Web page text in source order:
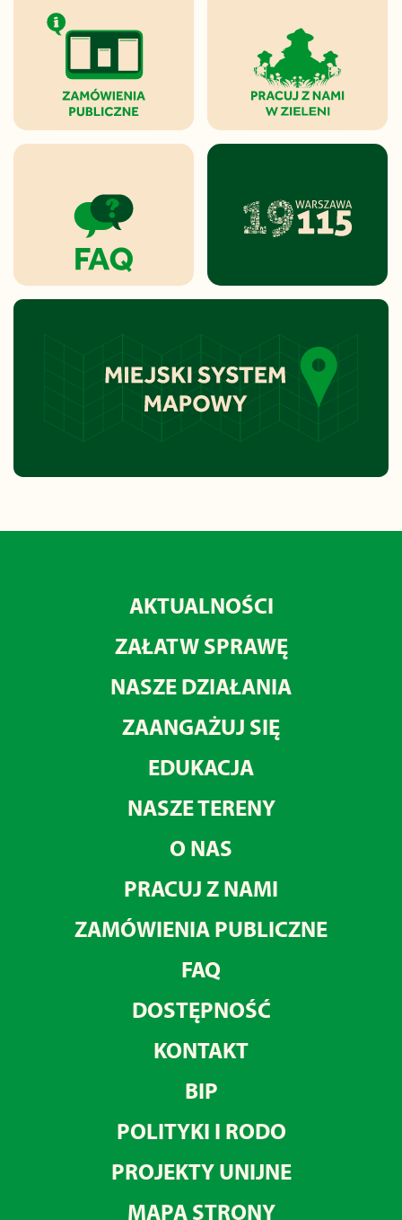
AKTUALNOŚCI
ZAŁATW SPRAWĘ
NASZE DZIAŁANIA
ZAANGAŻUJ SIĘ
EDUKACJA
NASZE TERENY
O NAS
PRACUJ Z NAMI
ZAMÓWIENIA PUBLICZNE
FAQ
DOSTĘPNOŚĆ
KONTAKT
BIP
POLITYKI I RODO
PROJEKTY UNIJNE
MAPA STRONY